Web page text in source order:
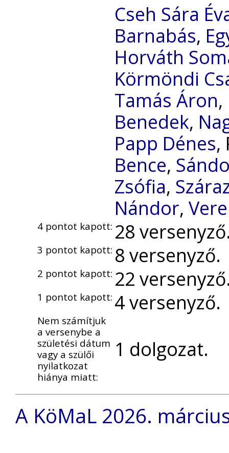
Cseh Sára
Barnabás,
Horváth
Körmöndi
Tamás Áron,
Benedek,
Papp Dénes,
Bence,
Zsófia,
Nándor,
4 pontot kapott: 28
3 pontot kapott: 8 versenyző.
2 pontot kapott: 22
1 pontot kapott: 4 versenyző.
Nem számítjuk
a versenybe a
születési dátum
vagy a szülői
nyilatkozat
hiánya miatt:
1 dolgozat.
A KöMaL 2026.